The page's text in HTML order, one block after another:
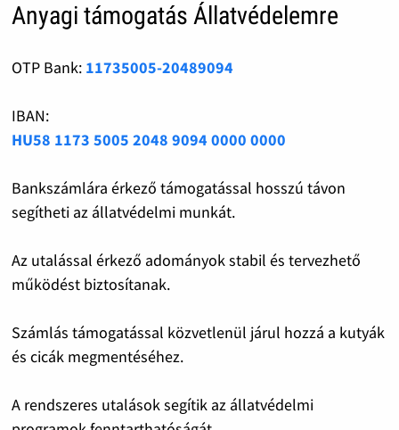
Anyagi támogatás Állatvédelemre
OTP Bank: 11735005-20489094
IBAN:
HU58 1173 5005 2048 9094 0000 0000
Bankszámlára érkező támogatással hosszú távon
segítheti az állatvédelmi munkát.
Az utalással érkező adományok stabil és tervezhető
működést biztosítanak.
Számlás támogatással közvetlenül járul hozzá a kutyák
és cicák megmentéséhez.
A rendszeres utalások segítik az állatvédelmi